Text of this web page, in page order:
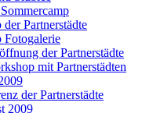
der Partnerstädte
Fotogalerie
der Partnerstädte
mit Partnerstädten
der Partnerstädte
2009